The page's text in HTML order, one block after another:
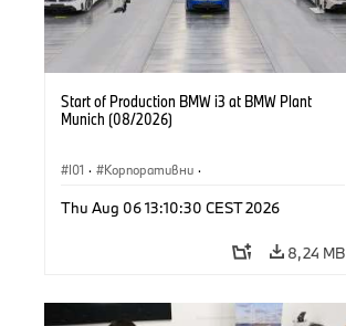
Start of Production BMW i3 at BMW Plant
Munich (08/2026)
I01 · Корпоративни ·
Локации
Thu Aug 06 13:10:30 CEST 2026
8,24 MB